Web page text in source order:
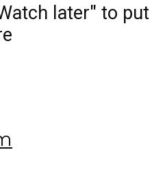
later" to put